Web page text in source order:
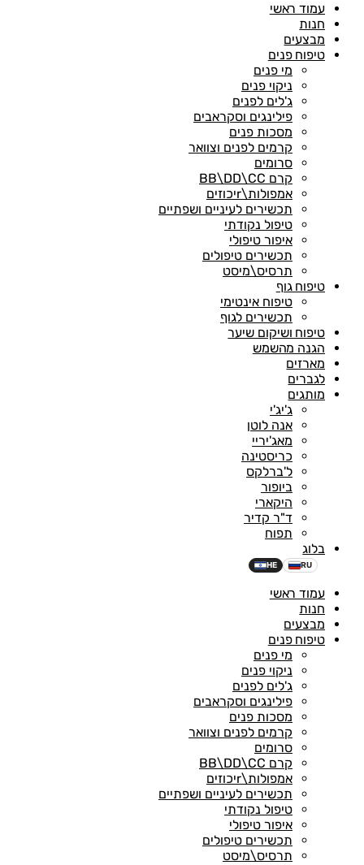
עמוד ראשי
חנות
מבצעים
טיפוח פנים
מי פנים
ניקוי פנים
ג'לים לפנים
פילינגים וסקראבים
מסכות פנים
קרמים לפנים וצוואר
סרומים
קרם BB\DD\CC
אמפולות\rיכוזים
תכשירים לעיניים ושפתיים
טיפול נקודתי
איפור טיפולי
תכשירים טיפולים
תרסיס\מיסט
טיפוח גוף
טיפוח אינטימי
תכשירים לגוף
טיפוח ושיקום שיער
הגנה מהשמש
מארזים
לגברים
מותגים
ג'יג'י
אנה לוטן
מאג'יריי
כריסטינה
ל'ברלקס
ביופור
היקארי
ד"ר קדיר
תפוח
בלוג
HE RU
עמוד ראשי
חנות
מבצעים
טיפוח פנים
מי פנים
ניקוי פנים
ג'לים לפנים
פילינגים וסקראבים
מסכות פנים
קרמים לפנים וצוואר
סרומים
קרם BB\DD\CC
אמפולות\rיכוזים
תכשירים לעיניים ושפתיים
טיפול נקודתי
איפור טיפולי
תכשירים טיפולים
תרסיס\מיסט